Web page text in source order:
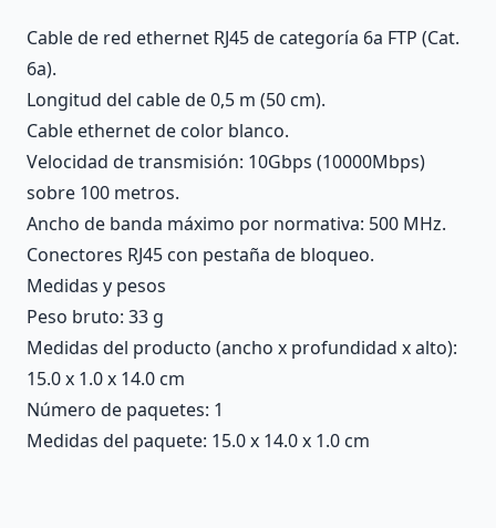
Cable de red ethernet RJ45 de categoría 6a FTP (Cat.
6a).
Longitud del cable de 0,5 m (50 cm).
Cable ethernet de color blanco.
Velocidad de transmisión: 10Gbps (10000Mbps)
sobre 100 metros.
Ancho de banda máximo por normativa: 500 MHz.
Conectores RJ45 con pestaña de bloqueo.
Medidas y pesos
Peso bruto: 33 g
Medidas del producto (ancho x profundidad x alto):
15.0 x 1.0 x 14.0 cm
Número de paquetes: 1
Medidas del paquete: 15.0 x 14.0 x 1.0 cm